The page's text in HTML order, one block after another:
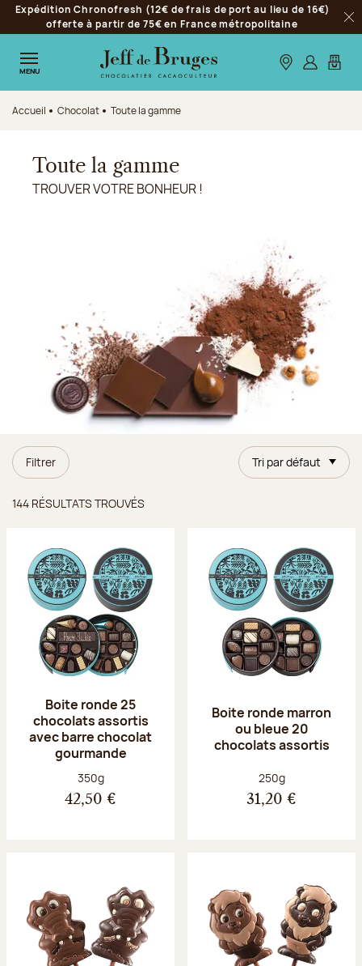
Aller à la navigation
Aller au contenu principal
Aller au pied de page
Expédition Chronofresh (12€ de frais de port au lieu de 16€)
offerte à partir de 75€ en France métropolitaine
MENU Nos boutiques
S’identifier
Mon
Accueil Chocolat Toute la gamme
Toute la gamme
TROUVER VOTRE BONHEUR !
Filtrer Tri par défaut
144 RÉSULTATS TROUVÉS
Boite ronde 25
chocolats assortis
avec barre chocolat
gourmande
Poids net :
350g
42,50 €
Boite ronde marron
ou bleue 20
chocolats assortis
Poids net :
250g
31,20 €